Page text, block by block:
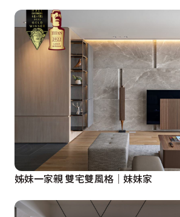
姊妹一家親 雙宅雙風格│妹妹家